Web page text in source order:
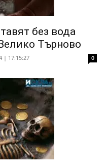
без вода
Търново
| 17:15:27 0